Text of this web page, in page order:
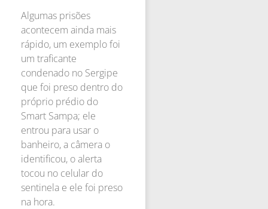
Algumas prisões
acontecem ainda mais
rápido, um exemplo foi
um traficante
condenado no Sergipe
que foi preso dentro do
próprio prédio do
Smart Sampa; ele
entrou para usar o
banheiro, a câmera o
identificou, o alerta
tocou no celular do
sentinela e ele foi preso
na hora.